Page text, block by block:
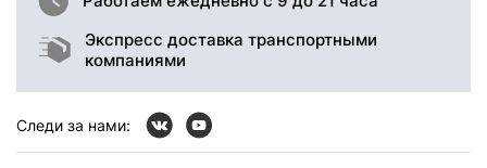
Экспресс доставка транспортными
компаниями
Следи за нами: